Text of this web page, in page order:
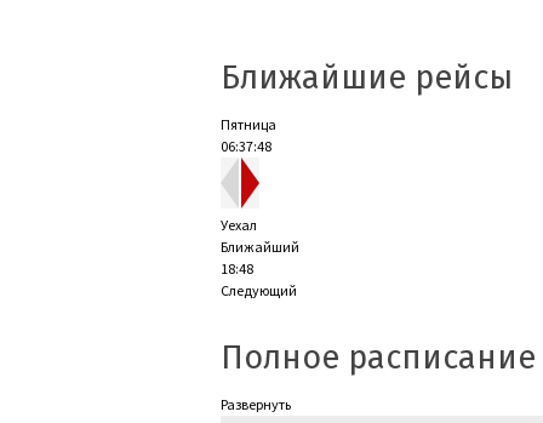
Ближайшие рейсы
Пятница
06:37:49
Уехал
Ближайший
18:48
Следующий
Полное расписание
Развернуть